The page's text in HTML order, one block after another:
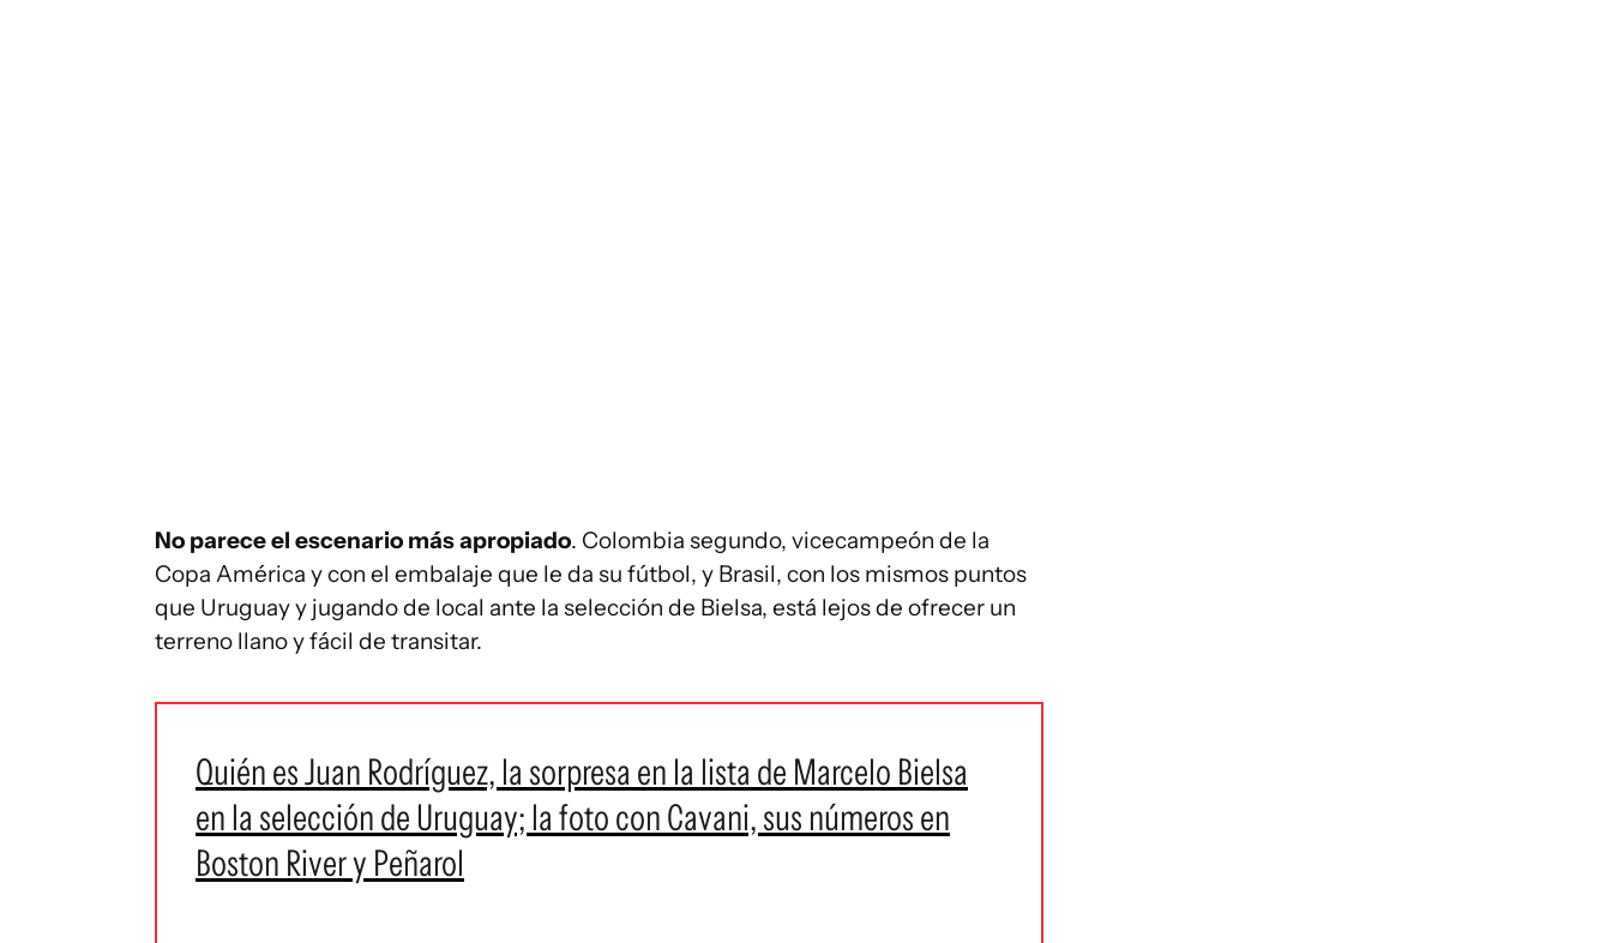
No parece el escenario más apropiado. Colombia segundo, vicecampeón de la
Copa América y con el embalaje que le da su fútbol, y Brasil, con los mismos puntos
que Uruguay y jugando de local ante la selección de Bielsa, está lejos de ofrecer un
terreno llano y fácil de transitar.
Quién es Juan Rodríguez, la sorpresa en la lista de Marcelo Bielsa
en la selección de Uruguay; la foto con Cavani, sus números en
Boston River y Peñarol